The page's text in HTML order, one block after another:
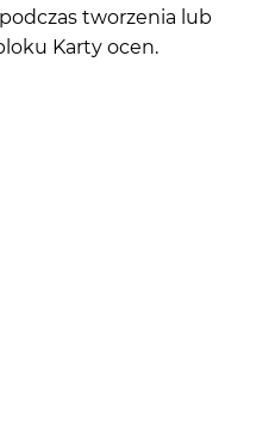
tworzenia lub
Karty ocen.